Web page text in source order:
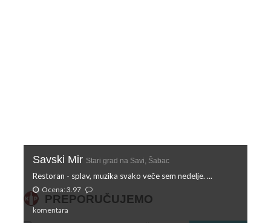
PREPORUČUJEMO
Savski Mir Stari grad na Savi, Šabac
Restoran - splav, muzika svako veče sem nedelje. ...
Ocena: 3.97
komentara